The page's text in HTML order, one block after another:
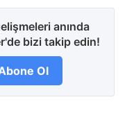
anında
bizi takip edin!
Ol